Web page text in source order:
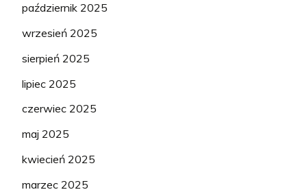
październik 2025
wrzesień 2025
sierpień 2025
lipiec 2025
czerwiec 2025
maj 2025
kwiecień 2025
marzec 2025